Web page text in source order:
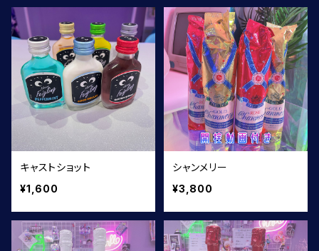
キャストショット
¥1,600
シャンメリー
¥3,800